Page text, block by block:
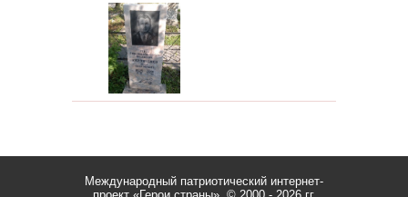
Международный патриотический интернет-